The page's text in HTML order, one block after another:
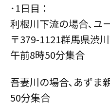
･1日目：
利根川下流の場合､ユ
〒379-1121群馬県渋
午前8時50分集合
吾妻川の場合､あず
50分集合